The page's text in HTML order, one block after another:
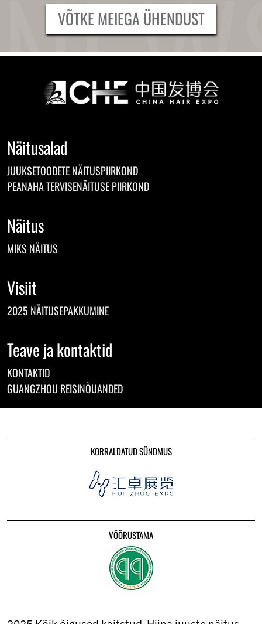
VÕTKE MEIEGA ÜHENDUST
Näitusalad
JUUKSETOODETE NÄITUSPIIRKOND
PEANAHA TERVISENÄITUSE PIIRKOND
Näitus
MIKS NÄITUS
Visiit
2025 NÄITUSEPAKKUMINE
Teave ja kontaktid
KONTAKTID
GUANGZHOU REISINÕUANDED
KORRALDATUD SÜNDMUS
VÕÕRUSTAMA